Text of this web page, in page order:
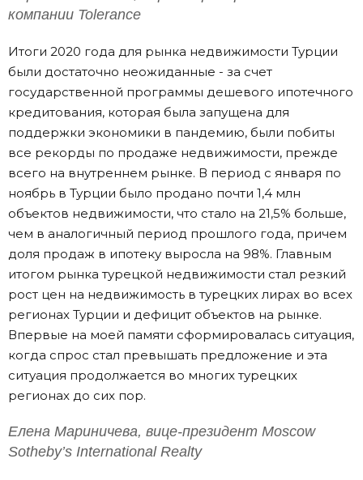
компании Tolerance
Итоги 2020 года для рынка недвижимости Турции
были достаточно неожиданные - за счет
государственной программы дешевого ипотечного
кредитования, которая была запущена для
поддержки экономики в пандемию, были побиты
все рекорды по продаже недвижимости, прежде
всего на внутреннем рынке. В период с января по
ноябрь в Турции было продано почти 1,4 млн
объектов недвижимости, что стало на 21,5% больше,
чем в аналогичный период прошлого года, причем
доля продаж в ипотеку выросла на 98%. Главным
итогом рынка турецкой недвижимости стал резкий
рост цен на недвижимость в турецких лирах во всех
регионах Турции и дефицит объектов на рынке.
Впервые на моей памяти сформировалась ситуация,
когда спрос стал превышать предложение и эта
ситуация продолжается во многих турецких
регионах до сих пор.
Елена Мариничева, вице-президент Moscow
Sotheby’s International Realty